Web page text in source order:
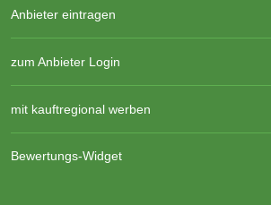
Anbieter eintragen
zum Anbieter Login
mit kauftregional werben
Bewertungs-Widget